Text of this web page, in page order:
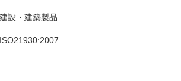
建設・建築製品
ISO21930:2007